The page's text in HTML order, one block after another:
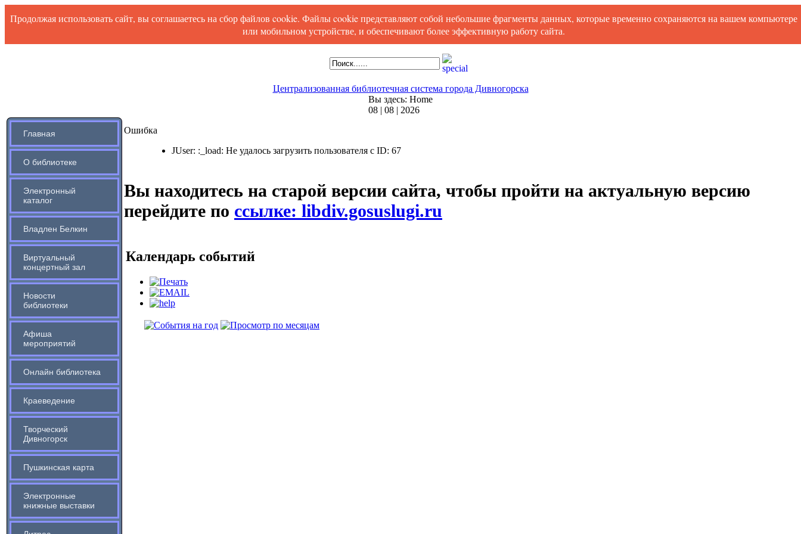
Продолжая использовать сайт, вы соглашаетесь на сбор файлов cookie. Файлы cookie представляют собой небольшие фрагменты данных, которые временно сохраняются на вашем компьютере
или мобильном устройстве, и обеспечивают более эффективную работу сайта.
Централизованная библиотечная система города Дивногорска
Вы здесь: Home
08 | 08 | 2026
Главная
О библиотеке
Электронный
каталог
Владлен Белкин
Виртуальный
концертный зал
Новости
библиотеки
Афиша
мероприятий
Онлайн библиотека
Краеведение
Творческий
Дивногорск
Пушкинская карта
Электронные
книжные выставки
Ошибка
JUser: :_load: Не удалось загрузить пользователя с ID: 67
Вы находитесь на старой версии сайта, чтобы пройти на актуальную версию
перейдите по ссылке: libdiv.gosuslugi.ru
Календарь событий